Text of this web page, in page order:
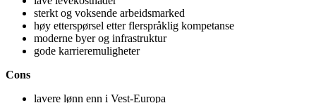
sterkt og voksende arbeidsmarked
høy etterspørsel etter flerspråklig kompetanse
moderne byer og infrastruktur
gode karrieremuligheter
Cons
lavere lønn enn i Vest-Europa